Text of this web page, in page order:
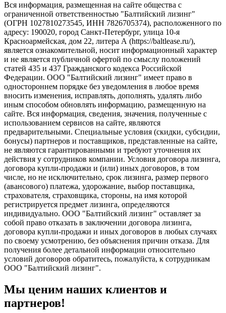
Вся информация, размещенная на сайте общества с
ограниченной ответственностью "Балтийский лизинг"
(ОГРН 1027810273545, ИНН 7826705374), расположенного по
адресу: 190020, город Санкт-Петербург, улица 10-я
Красноармейская, дом 22, литера А (https://baltlease.ru/),
является ознакомительной, носит информационный характер
и не является публичной офертой по смыслу положений
статей 435 и 437 Гражданского кодекса Российской
Федерации. ООО "Балтийский лизинг" имеет право в
одностороннем порядке без уведомления в любое время
вносить изменения, исправлять, дополнять, удалять либо
иным способом обновлять информацию, размещенную на
сайте. Вся информация, сведения, значения, полученные с
использованием сервисов на сайте, являются
предварительными. Специальные условия (скидки, субсидии,
бонусы) партнеров и поставщиков, представленные на сайте,
не являются гарантированными и требуют уточнения их
действия у сотрудников компании. Условия договора лизинга,
договора купли-продажи и (или) иных договоров, в том
числе, но не исключительно, срок лизинга, размер первого
(авансового) платежа, удорожание, выбор поставщика,
страхователя, страховщика, стороны, на имя которой
регистрируется предмет лизинга, определяются
индивидуально. ООО "Балтийский лизинг" оставляет за
собой право отказать в заключении договора лизинга,
договора купли-продажи и иных договоров в любых случаях
по своему усмотрению, без объяснения причин отказа. Для
получения более детальной информации относительно
условий договоров обратитесь, пожалуйста, к сотрудникам
ООО "Балтийский лизинг".
Мы ценим наших клиентов и
партнеров!